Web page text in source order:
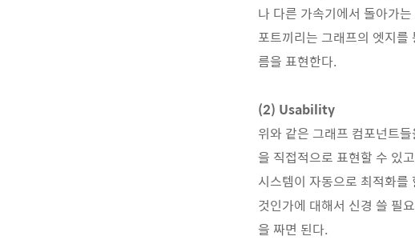
나 다른 가속기에서 돌아가
포트끼리는 그래프의 엣지
름을 표현한다.
(2) Usability
위와 같은 그래프 컴포넌트
을 직접적으로 표현할 수 있
시스템이 자동으로 최적화
것인가에 대해서 신경 쓸 필
을 짜면 된다.